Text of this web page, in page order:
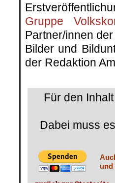
Gruppe
Partner/innen
Bilder und
der Redaktion
Für den
Dabei muss
und